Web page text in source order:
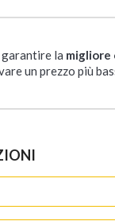
la
un prezzo più